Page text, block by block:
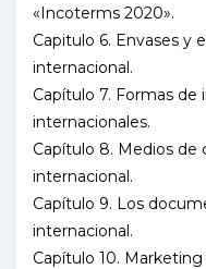
«Incoterms 2020».
Capitulo 6. Envases y
internacional.
Capítulo 7. Formas de
internacionales.
Capítulo 8. Medios de
internacional.
Capítulo 9. Los
internacional.
Capítulo 10.